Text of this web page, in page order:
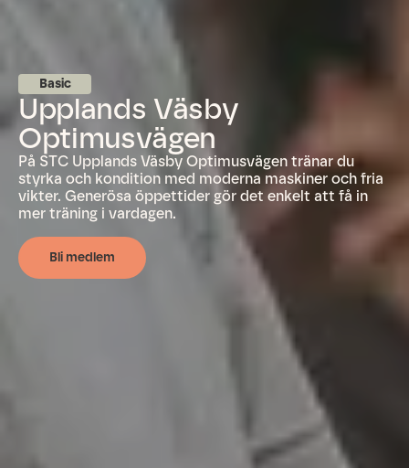
Basic
Upplands Väsby
Optimusvägen
På STC Upplands Väsby Optimusvägen tränar du
styrka och kondition med moderna maskiner och fria
vikter. Generösa öppettider gör det enkelt att få in
mer träning i vardagen.
Bli medlem